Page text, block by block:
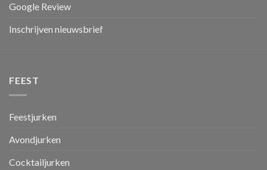
Google Review
Inschrijven nieuwsbrief
FEEST
Feestjurken
Avondjurken
Cocktailjurken